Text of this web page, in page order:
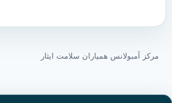
مرکز آمبولانس همیاران سلامت ایثار